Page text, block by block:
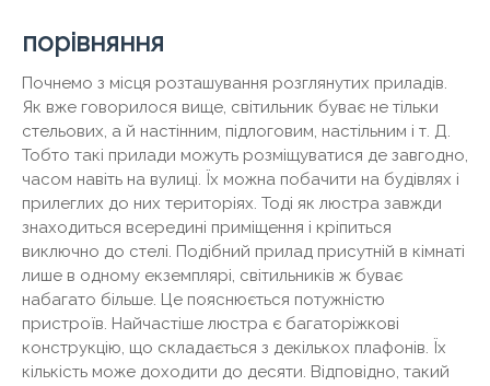
порівняння
Почнемо з місця розташування розглянутих приладів.
Як вже говорилося вище, світильник буває не тільки
стельових, а й настінним, підлоговим, настільним і т. Д.
Тобто такі прилади можуть розміщуватися де завгодно,
часом навіть на вулиці. Їх можна побачити на будівлях і
прилеглих до них територіях. Тоді як люстра завжди
знаходиться всередині приміщення і кріпиться
виключно до стелі. Подібний прилад присутній в кімнаті
лише в одному екземплярі, світильників ж буває
набагато більше. Це пояснюється потужністю
пристроїв. Найчастіше люстра є багаторіжкові
конструкцію, що складається з декількох плафонів. Їх
кількість може доходити до десяти. Відповідно, такий